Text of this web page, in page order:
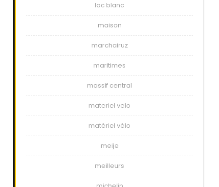
lac blanc
maison
marchairuz
maritimes
massif central
materiel velo
matériel vélo
meije
meilleurs